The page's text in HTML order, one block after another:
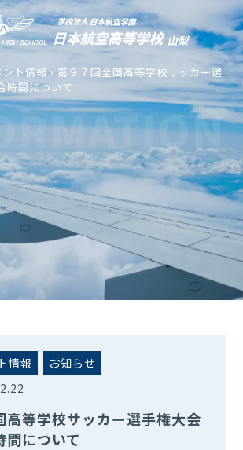
ント情報 › 第９７回全国高等学校サッカー選
時間について
情報
お知らせ
高等学校サッカー選手権大会
間について